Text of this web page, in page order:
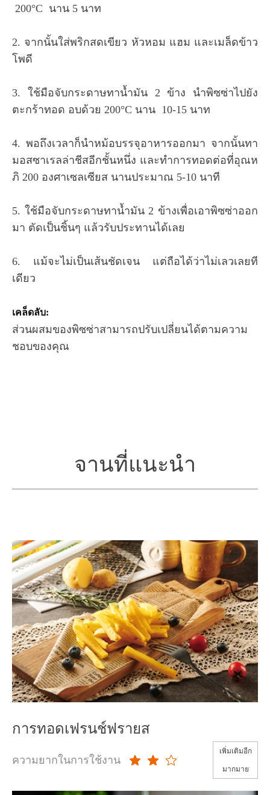
200°C นาน 5 นาท
2. จากนั้นใส่พริกสดเขียว หัวหอม แฮม และเมล็ดข้าว
โพดี
3. ใช้มือจับกระดาษทาน้ำมัน 2 ข้าง นำพิซซ่าไปยัง
ตะกร้าทอด อบด้วย 200°C นาน 10-15 นาท
4. พอถึงเวลาก็นำหม้อบรรจุอาหารออกมา จากนั้นทา
มอสซาเรลล่าชีสอีกชั้นหนึ่ง และทำการทอดต่อที่อุณห
ภิ 200 องศาเซลเซียส นานประมาณ 5-10 นาที
5. ใช้มือจับกระดาษทาน้ำมัน 2 ข้างเพื่อเอาพิซซ่าออก
มา ตัดเป็นชิ้นๆ แล้วรับประทานได้เลย
6. แม้จะไม่เป็นเส้นชัดเจน แต่ถือได้ว่าไม่เลวเลยที
เดียว
เคล็ดลับ:
ส่วนผสมของพิซซ่าสามารถปรับเปลี่ยนได้ตามความ
ชอบของคุณ
จานที่แนะนำ
การทอดเฟรนช์ฟรายส
ความยากในการใช้งาน
เพิ่มเติมอีก
มากมาย